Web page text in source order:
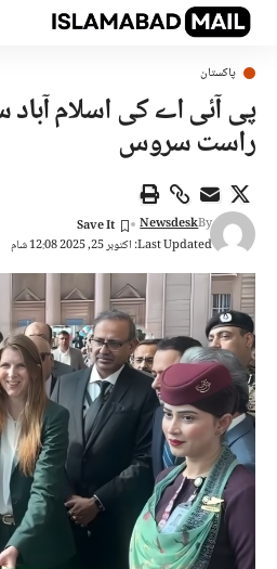
پاکستان
پی آئی اے کی اسلام آباد
راست سروس
Last Updated: اکتوبر 25, 2025 12:08 شام
By
Newsdesk